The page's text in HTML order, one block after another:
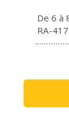
De 6 à
RA-